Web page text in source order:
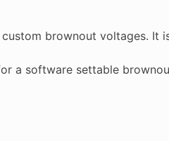
brownout voltages. It
a software settable